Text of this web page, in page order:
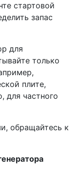
стартовой
запас
для
только
плите,
для частного
обращайтесь к